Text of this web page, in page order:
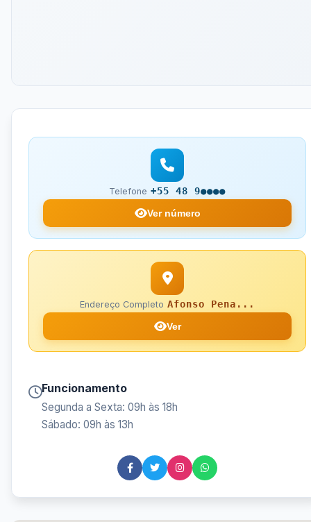
Telefone +55 48 9●●●●
Ver número
Endereço Completo Afonso Pena...
Ver
Funcionamento
Segunda a Sexta: 09h às 18h
Sábado: 09h às 13h